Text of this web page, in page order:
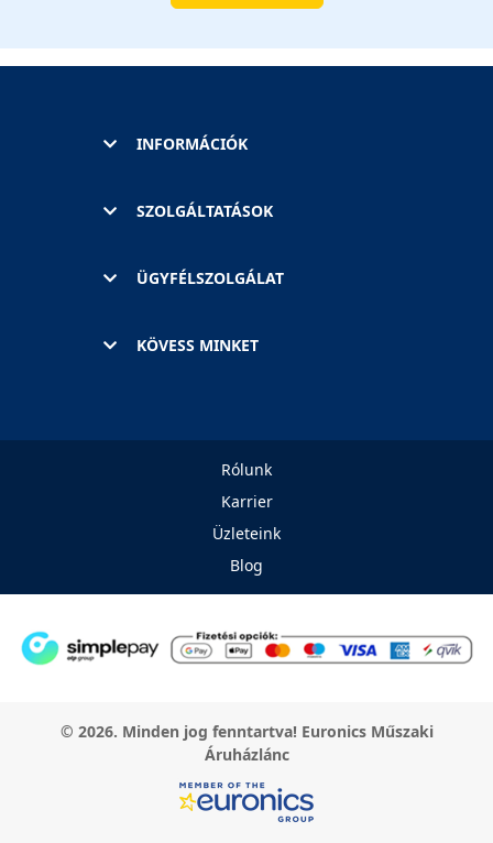
INFORMÁCIÓK
SZOLGÁLTATÁSOK
ÜGYFÉLSZOLGÁLAT
KÖVESS MINKET
Rólunk
Karrier
Üzleteink
Blog
© 2026. Minden jog fenntartva! Euronics Műszaki
Áruházlánc